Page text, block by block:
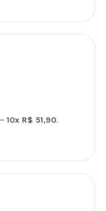
10x R$ 51,90.